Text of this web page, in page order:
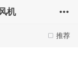
机
推荐